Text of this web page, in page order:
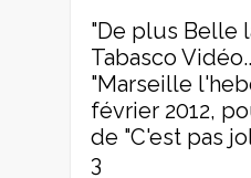
"De plus Belle
Tabasco
"Marseille
février 2012,
de "C'est pas
3